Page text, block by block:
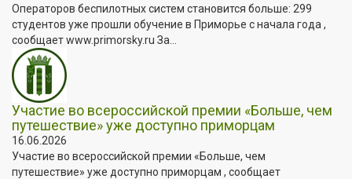
Операторов беспилотных систем становится больше: 299
студентов уже прошли обучение в Приморье с начала года ,
сообщает www.primorsky.ru За...
Участие во всероссийской премии «Больше, чем
путешествие» уже доступно приморцам
16.06.2026
Участие во всероссийской премии «Больше, чем
путешествие» уже доступно приморцам , сообщает